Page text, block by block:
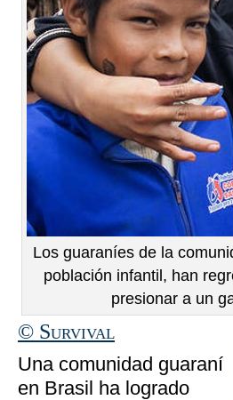
Los guaraníes de la
población infantil, han
presionar a un
© Survival
Una comunidad guaraní
en Brasil ha logrado